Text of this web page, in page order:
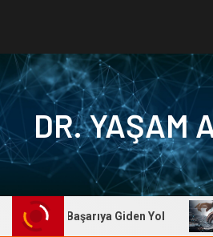
DR. YAŞAM
Başarıya Giden Yol